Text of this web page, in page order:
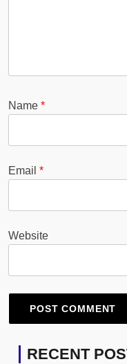
Name *
Email *
Website
RECENT